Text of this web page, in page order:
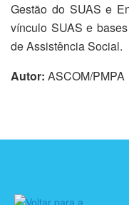
Gestão do SUAS e
vínculo SUAS e
de Assistência Social.
Autor: ASCOM/PMPA